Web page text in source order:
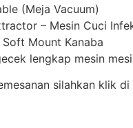
(Meja Vacuum)
– Mesin Cuci
Mount Kanaba
lengkap mesin
silahkan klik di